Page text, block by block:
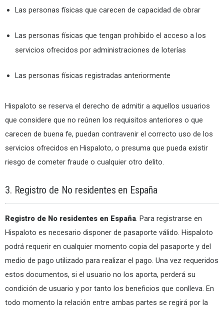
Las personas físicas que carecen de capacidad de obrar
Las personas físicas que tengan prohibido el acceso a los
servicios ofrecidos por administraciones de loterías
Las personas físicas registradas anteriormente
Hispaloto se reserva el derecho de admitir a aquellos usuarios
que considere que no reúnen los requisitos anteriores o que
carecen de buena fe, puedan contravenir el correcto uso de los
servicios ofrecidos en Hispaloto, o presuma que pueda existir
riesgo de cometer fraude o cualquier otro delito.
3. Registro de No residentes en España
Registro de No residentes en España. Para registrarse en
Hispaloto es necesario disponer de pasaporte válido. Hispaloto
podrá requerir en cualquier momento copia del pasaporte y del
medio de pago utilizado para realizar el pago. Una vez requeridos
estos documentos, si el usuario no los aporta, perderá su
condición de usuario y por tanto los beneficios que conlleva. En
todo momento la relación entre ambas partes se regirá por la